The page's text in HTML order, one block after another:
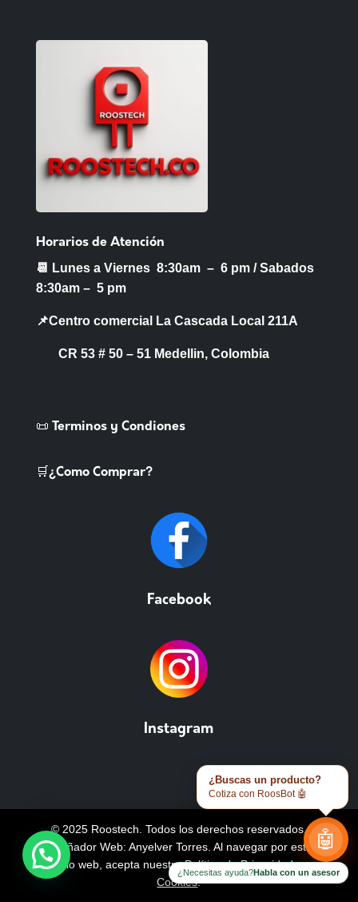
Horarios de Atención
📆 Lunes a Viernes 8:30am – 6 pm /Sabados
8:30am – 5 pm
📌Centro comercial La Cascada Local 211A
CR 53 # 50 – 51 Medellin, Colombia
📜 Terminos y Condiones
🛒¿Como Comprar?
Facebook
Instagram
© 2025 Roostech. Todos los derechos reservados.
Diseñador Web: Anyelver Torres . Al navegar por este
sitio web, acepta nuestraPolítica de Privacidad y
Cookies.
¿Buscas un producto?
Cotiza con RoosBot 🤖
🤖
¿Necesitas ayuda?Habla con un asesor